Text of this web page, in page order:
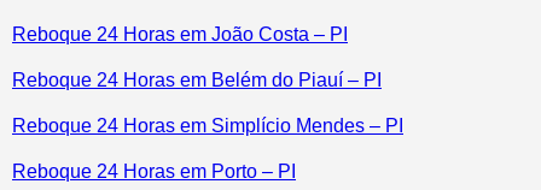
Reboque 24 Horas em João Costa – PI
Reboque 24 Horas em Belém do Piauí – PI
Reboque 24 Horas em Simplício Mendes – PI
Reboque 24 Horas em Porto – PI